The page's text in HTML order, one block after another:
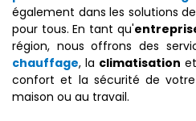
également dans les solutions de
pour tous. En tant qu'
région, nous offrons des
chauffage, la climatisation
confort et la sécurité de
maison ou au travail.